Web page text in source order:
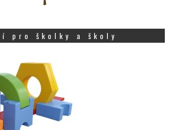
pro školky a školy